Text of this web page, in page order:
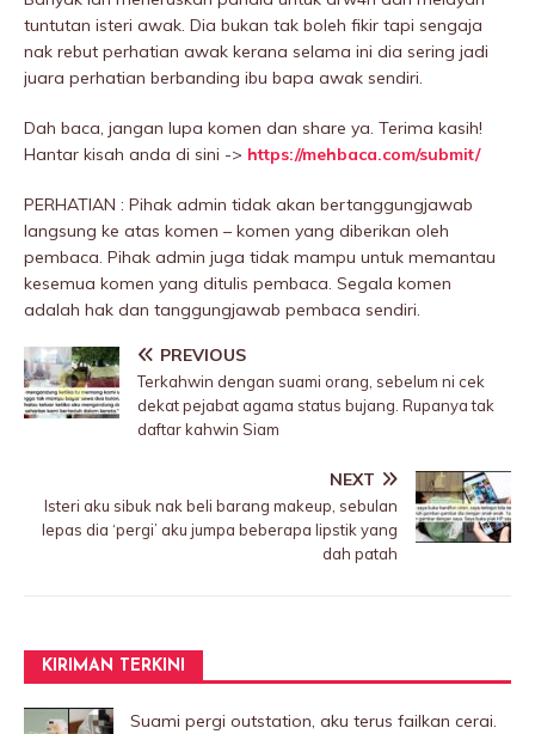
tuntutan isteri awak. Dia bukan tak boleh fikir tapi sengaja
nak rebut perhatian awak kerana selama ini dia sering jadi
juara perhatian berbanding ibu bapa awak sendiri.
Dah baca, jangan lupa komen dan share ya. Terima kasih!
Hantar kisah anda di sini -> https://mehbaca.com/submit/
PERHATIAN : Pihak admin tidak akan bertanggungjawab
langsung ke atas komen – komen yang diberikan oleh
pembaca. Pihak admin juga tidak mampu untuk memantau
kesemua komen yang ditulis pembaca. Segala komen
adalah hak dan tanggungjawab pembaca sendiri.
PREVIOUS
Terkahwin dengan suami orang, sebelum ni cek
dekat pejabat agama status bujang. Rupanya tak
daftar kahwin Siam
NEXT
Isteri aku sibuk nak beli barang makeup, sebulan
lepas dia ‘pergi’ aku jumpa beberapa lipstik yang
dah patah
KIRIMAN TERKINI
Suami pergi outstation, aku terus failkan cerai.